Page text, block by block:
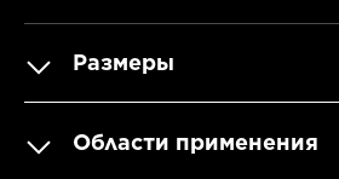
Размеры
Области применения